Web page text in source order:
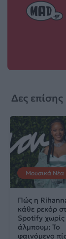
Δες επίσης
Μουσικά Νέα
Πώς η
κάθε ρεκόρ
Spotify χωρίς
άλμπουμ; Το
φαινόμενο